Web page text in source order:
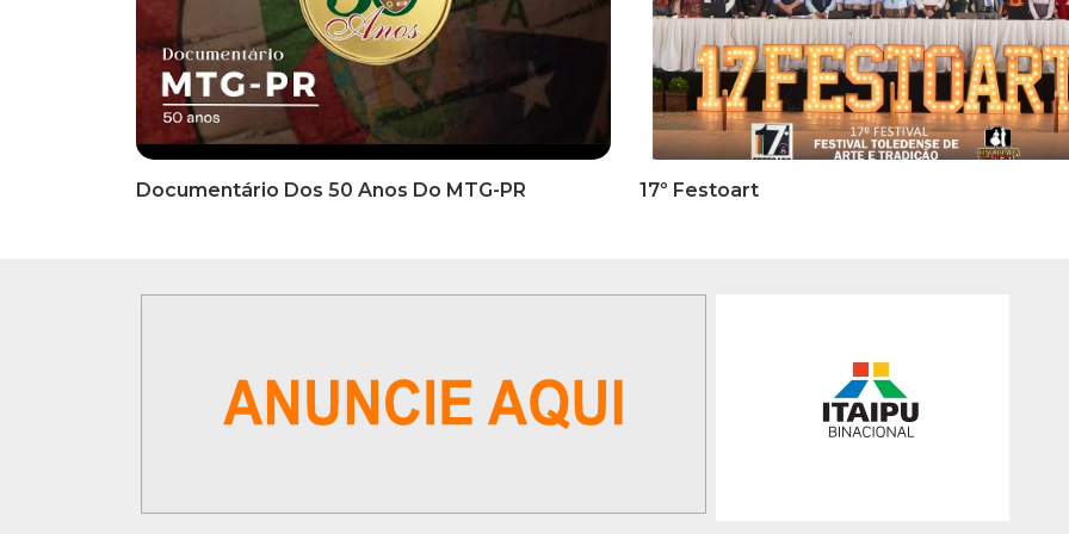
INFORMATIVOS
EDITAL DE CONVOCAÇÃO Nº
002/2026 - PROCESSO DE
SELEÇÃO DE EMPRESA PARA
PRESTAÇÃO DE SERVIÇOS DE
MARKETING E COMUNICAÇÃO
INFORMATIVOS
COMUNICADO OFICIAL -
Inscrições Para A 1ª Etapa
Classificatória Do 35º FEPART,
Que Ocorrerá Do Dia 05 Ao Dia
07 De Junho De 2026
INFORMATIVOS
EDITAL 3/2026 –
INSCRIÇÕES 1ª ETAPA
CLASSIFICATÓRIA DO 35°
FEPART